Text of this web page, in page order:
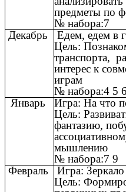
предметы по
№ набора:7
Декабрь
Едем, едем в
Цель:
транспорта,
интерес к
играм
№ набора:4 5
Январь
Игра: На что
Цель:
фантазию,
мышлению
№ набора:7 9
Февраль
Игра: Зеркало
Цель: